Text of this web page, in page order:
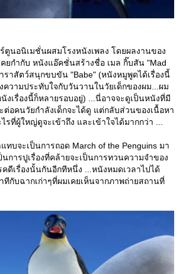
ร์ตูนอนิเมชั่นผสมโรงหนังเพลง โดยผลงานของ
คยกำกับ หนังแอ๊คชั่นสร้างชื่อ เมล กิ๊บสัน "Mad
ราสัตว์สนุกขบขัน "Babe" (หนังหมูพูดได้เรื่องนี้
ความประทับใจกับวันวานในวัยเด็กของผม...ผม
งเรื่องนี้ก็หลายรอบอยู่) ...นี่อาจจะดูเป็นหนังที่มี
อคนวัยกำลังเด็กจะได้ดู แต่กลับส่วนของเนื้อหา
รที่ผู้ใหญ่ดูจะเข้าถึง และเข้าใจได้มากกว่า ...
แทบจะเป็นการถอด March of the Penguins มา
นการปูเรื่องที่คล้ายจะเป็นการทวนความจำของ
ดีเรื่องนั้นกันอีกทีหนึ่ง ...หนังหมดเวลาไปได้
กับฉากเก่าๆที่ผมเคยเห็นจากภาพถ่ายสถานที่